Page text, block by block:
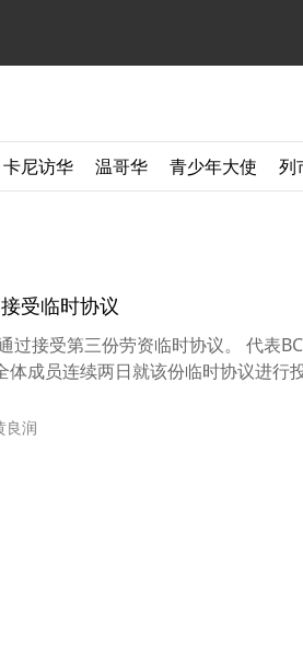
卡尼访华 温哥华 青少年大使 列
受临时协议
过接受第三份劳资临时协议。 代表
体成员连续两日就该份临时协议进
良润